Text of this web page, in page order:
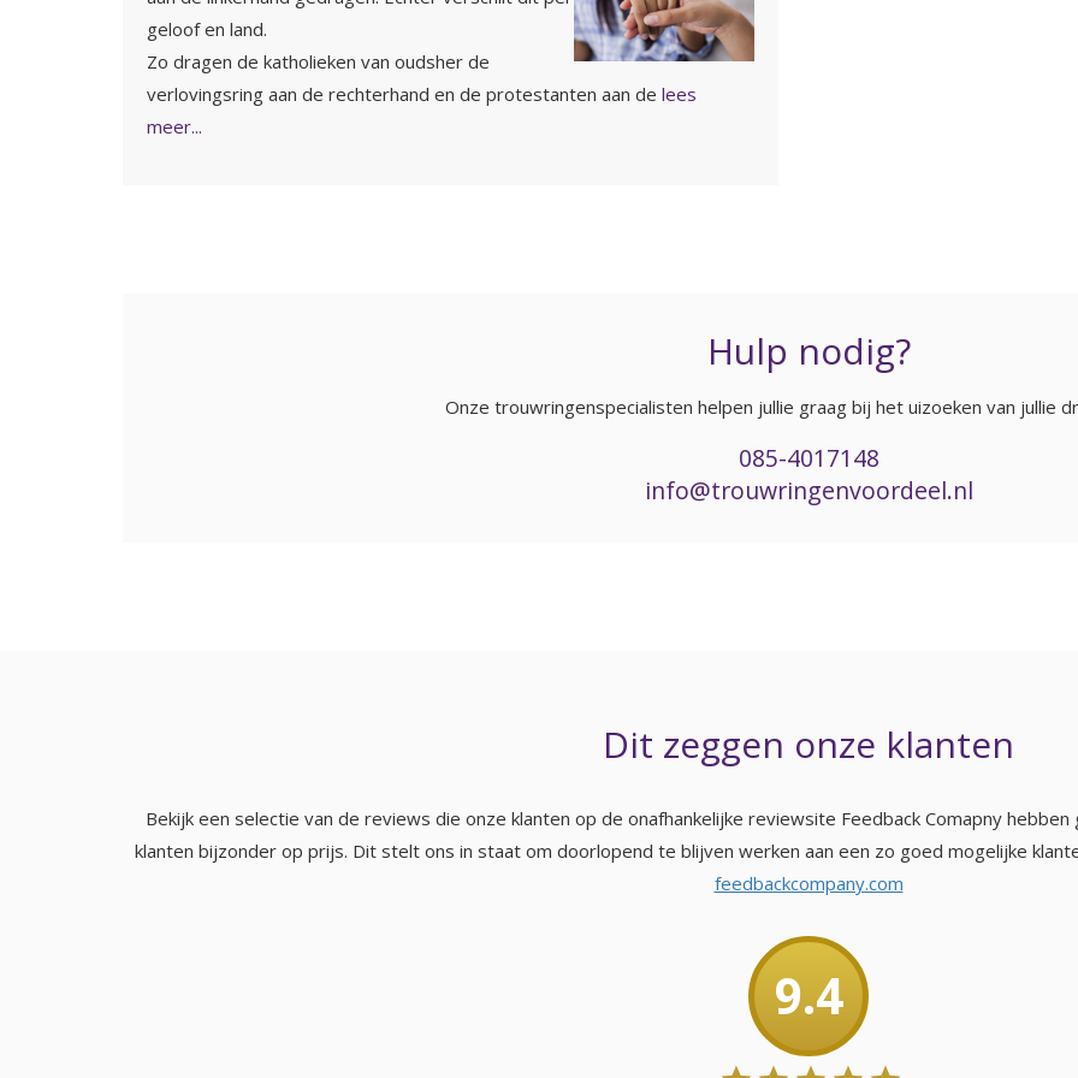
geloof en land.
Zo dragen de katholieken van oudsher de
verlovingsring aan de rechterhand en de protestanten aan de lees
meer...
Hulp nodig?
Onze trouwringenspecialisten helpen jullie graag bij het uizoeken van jullie
085-4017148
info@trouwringenvoordeel.nl
Dit zeggen onze klanten
Bekijk een selectie van de reviews die onze klanten op de onafhankelijke reviewsite Feedback Comapny
klanten bijzonder op prijs. Dit stelt ons in staat om doorlopend te blijven werken aan een zo goed mogelijke
feedbackcompany.com
9.4